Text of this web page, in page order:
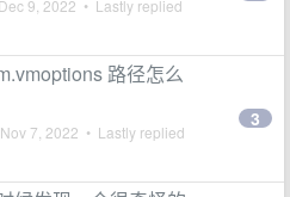
Dec 9, 2022 • Lastly replied
路径怎么
Nov 7, 2022 • Lastly replied
3